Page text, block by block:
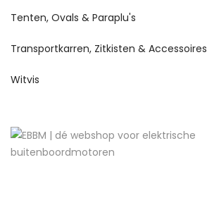
Tenten, Ovals & Paraplu's
Transportkarren, Zitkisten & Accessoires
Witvis